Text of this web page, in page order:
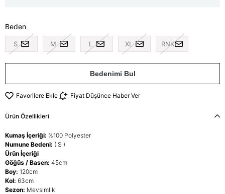
Beden
S M L XL RNK
Bedenimi Bul
Favorilere Ekle Fiyat Düşünce Haber Ver
Ürün Özellikleri
Kumaş İçeriği: %100 Polyester
Numune Bedeni: ( S )
Ürün İçeriği
Göğüs / Basen: 45cm
Boy: 120cm
Kol: 63cm
Sezon: Mevsimlik